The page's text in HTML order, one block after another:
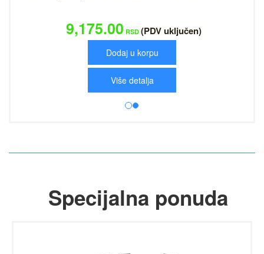
9,175.00 RSD (PDV uključen)
Dodaj u korpu
Više detalja
Specijalna ponuda